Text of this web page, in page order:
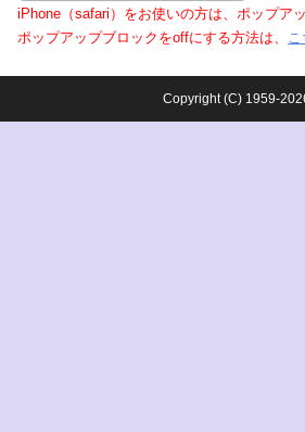
iPhone（safari）をお使いの方は、ポップア
ポップアップブロックをoffにする方法は、 こ
Copyright (C) 1959-